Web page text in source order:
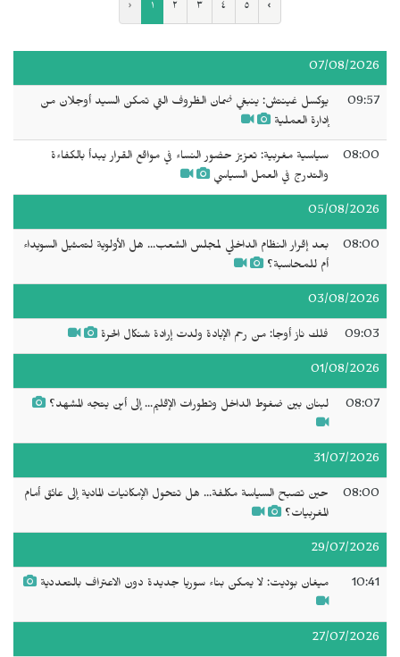
‹ ١ ٢ ٣ ٤ ٥ ›
07/08/2026
09:57
يوكسل غينتش: ينبغي ضمان الظروف التي تمكن السيد أوجلان من
إدارة العملية
08:00
سياسية مغربية: تعزيز حضور النساء في مواقع القرار يبدأ بالكفاءة
والتدرج في العمل السياسي
05/08/2026
08:00
بعد إقرار النظام الداخلي لمجلس الشعب... هل الأولوية لتمثيل السويداء
أم للمحاسبة؟
03/08/2026
09:03 فلك ناز أوجا: من رحم الإبادة ولدت إرادة شنكال الحرة
01/08/2026
08:07 لبنان بين ضغوط الداخل وتطورات الإقليم... إلى أين يتجه المشهد؟
31/07/2026
08:00
حين تصبح السياسة مكلفة... هل تتحول الإمكانيات المادية إلى عائق أمام
المغربيات؟
29/07/2026
10:41 ميغان بوديت: لا يمكن بناء سوريا جديدة دون الاعتراف بالتعددية
27/07/2026